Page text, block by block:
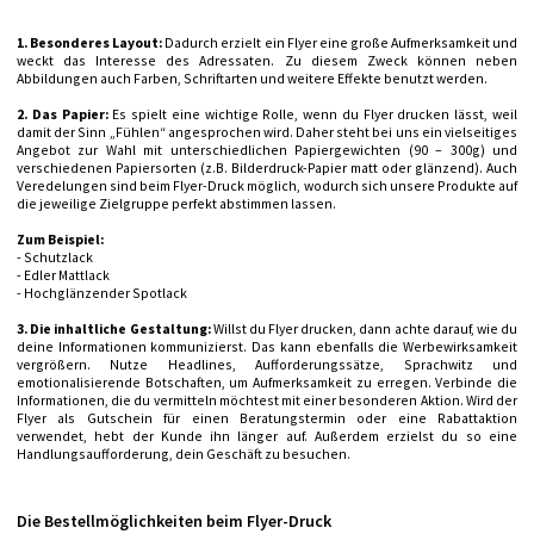
1. Besonderes Layout: Dadurch erzielt ein Flyer eine große Aufmerksamkeit und
weckt das Interesse des Adressaten. Zu diesem Zweck können neben
Abbildungen auch Farben, Schriftarten und weitere Effekte benutzt werden.
2. Das Papier:Es spielt eine wichtige Rolle, wenn du Flyer drucken lässt, weil
damit der Sinn „Fühlen“ angesprochen wird. Daher steht bei uns ein vielseitiges
Angebot zur Wahl mit unterschiedlichen Papiergewichten (90 – 300g) und
verschiedenen Papiersorten (z.B. Bilderdruck-Papier matt oder glänzend). Auch
Veredelungen sind beim Flyer-Druck möglich, wodurch sich unsere Produkte auf
die jeweilige Zielgruppe perfekt abstimmen lassen.
Zum Beispiel:
- Schutzlack
- Edler Mattlack
- Hochglänzender Spotlack
3. Die inhaltliche Gestaltung:Willst du Flyer drucken, dann achte darauf, wie du
deine Informationen kommunizierst. Das kann ebenfalls die Werbewirksamkeit
vergrößern. Nutze Headlines, Aufforderungssätze, Sprachwitz und
emotionalisierende Botschaften, um Aufmerksamkeit zu erregen. Verbinde die
Informationen, die du vermitteln möchtest mit einer besonderen Aktion. Wird der
Flyer als Gutschein für einen Beratungstermin oder eine Rabattaktion
verwendet, hebt der Kunde ihn länger auf. Außerdem erzielst du so eine
Handlungsaufforderung, dein Geschäft zu besuchen.
Die Bestellmöglichkeiten beim Flyer-Druck